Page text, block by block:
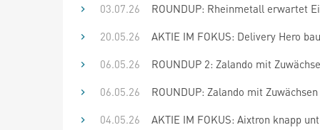
03.07.26
ROUNDUP: Rheinmetall erwartet
20.05.26
AKTIE IM FOKUS: Delivery Hero
06.05.26
ROUNDUP 2: Zalando mit
06.05.26
ROUNDUP: Zalando mit
04.05.26
AKTIE IM FOKUS: Aixtron knapp